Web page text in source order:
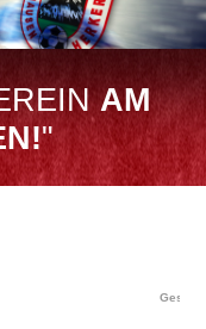
AM
"